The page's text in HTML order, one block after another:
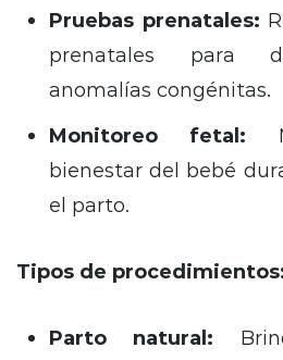
Pruebas prenatales:
prenatales para
anomalías congénitas.
Monitoreo fetal:
bienestar del bebé
el parto.
Tipos de
Parto natural: